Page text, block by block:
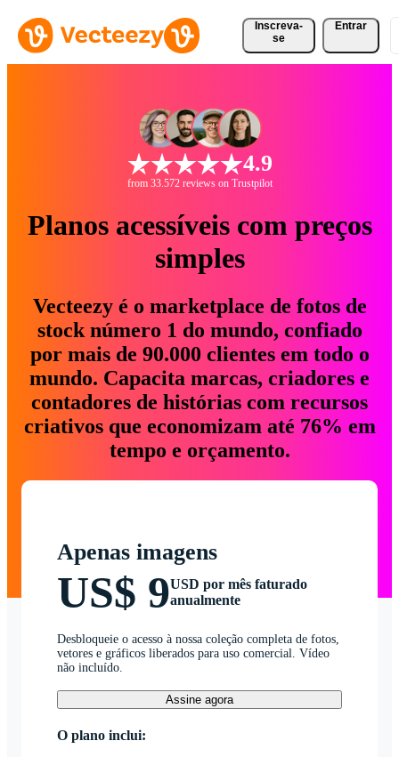
Inscreva-
se
Entrar
4.9
from 33.572 reviews on Trustpilot
Planos acessíveis com preços
simples
Vecteezy é o marketplace de fotos de
stock número 1 do mundo, confiado
por mais de 90.000 clientes em todo o
mundo. Capacita marcas, criadores e
contadores de histórias com recursos
criativos que economizam até 76% em
tempo e orçamento.
Apenas imagens
US$ 9USD por mês faturado
anualmente
Desbloqueie o acesso à nossa coleção completa de fotos,
vetores e gráficos liberados para uso comercial. Vídeo
não incluído.
Assine agora
O plano inclui: